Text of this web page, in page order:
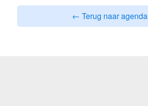
← Terug naar agenda